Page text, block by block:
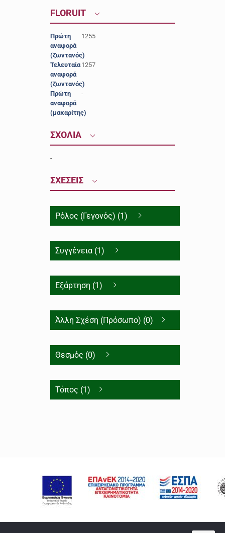
FLORUIT
Πρώτη
αναφορά
(ζωντανός)
1255
Τελευταία
αναφορά
(ζωντανός)
1257
Πρώτη
αναφορά
(μακαρίτης)
-
ΣΧΟΛΙΑ
-
ΣΧΕΣΕΙΣ
Ρόλος (Γεγονός) (1)
Συγγένεια (1)
Εξάρτηση (1)
Άλλη Σχέση (Πρόσωπο) (0)
Θεσμός (0)
Τόπος (1)